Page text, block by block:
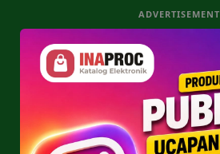
ADVERTISEMENT